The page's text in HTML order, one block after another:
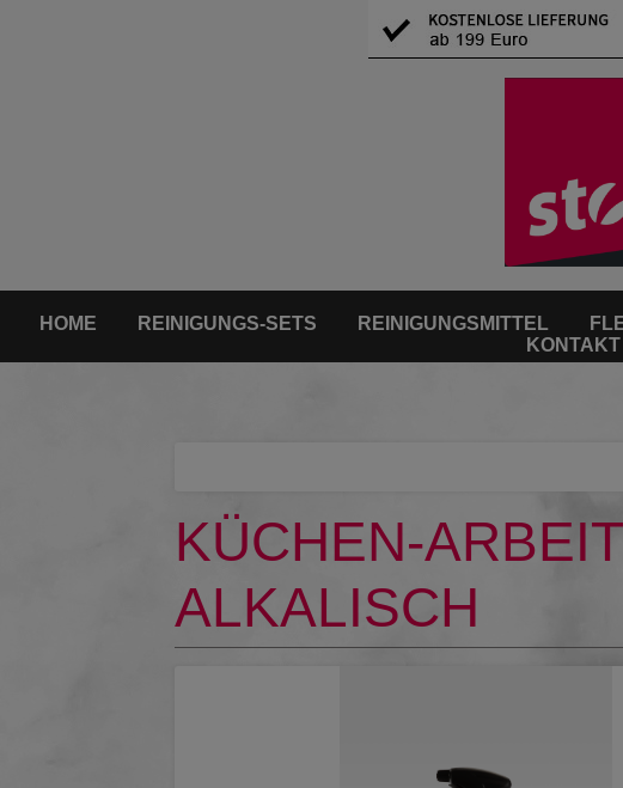
HOME REINIGUNGS-SETS REINIGUNGSMITTEL
KONTAKT
KÜCHEN-
ALKALISCH